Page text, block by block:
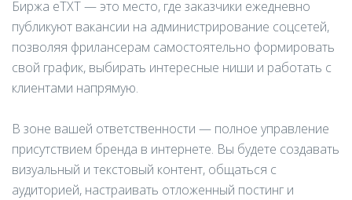
Биржа eTXT — это место, где заказчики ежедневно
публикуют вакансии на администрирование соцсетей,
позволяя фрилансерам самостоятельно формировать
свой график, выбирать интересные ниши и работать с
клиентами напрямую.
В зоне вашей ответственности — полное управление
присутствием бренда в интернете. Вы будете создавать
визуальный и текстовый контент, общаться с
аудиторией, настраивать отложенный постинг и